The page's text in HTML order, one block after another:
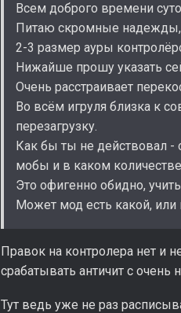
Всем доброго времени
Питаю скромные надежды,
2-3 размер ауры
Нижайше прошу указать
Очень расстраивает
Во всём игруля близка к
перезагрузку.
Как бы ты не действовал -
мобы и в каком
Это офигенно обидно,
Может мод есть какой, или
Правок на контролера нет и
срабатывать античит с
Тут ведь уже не раз